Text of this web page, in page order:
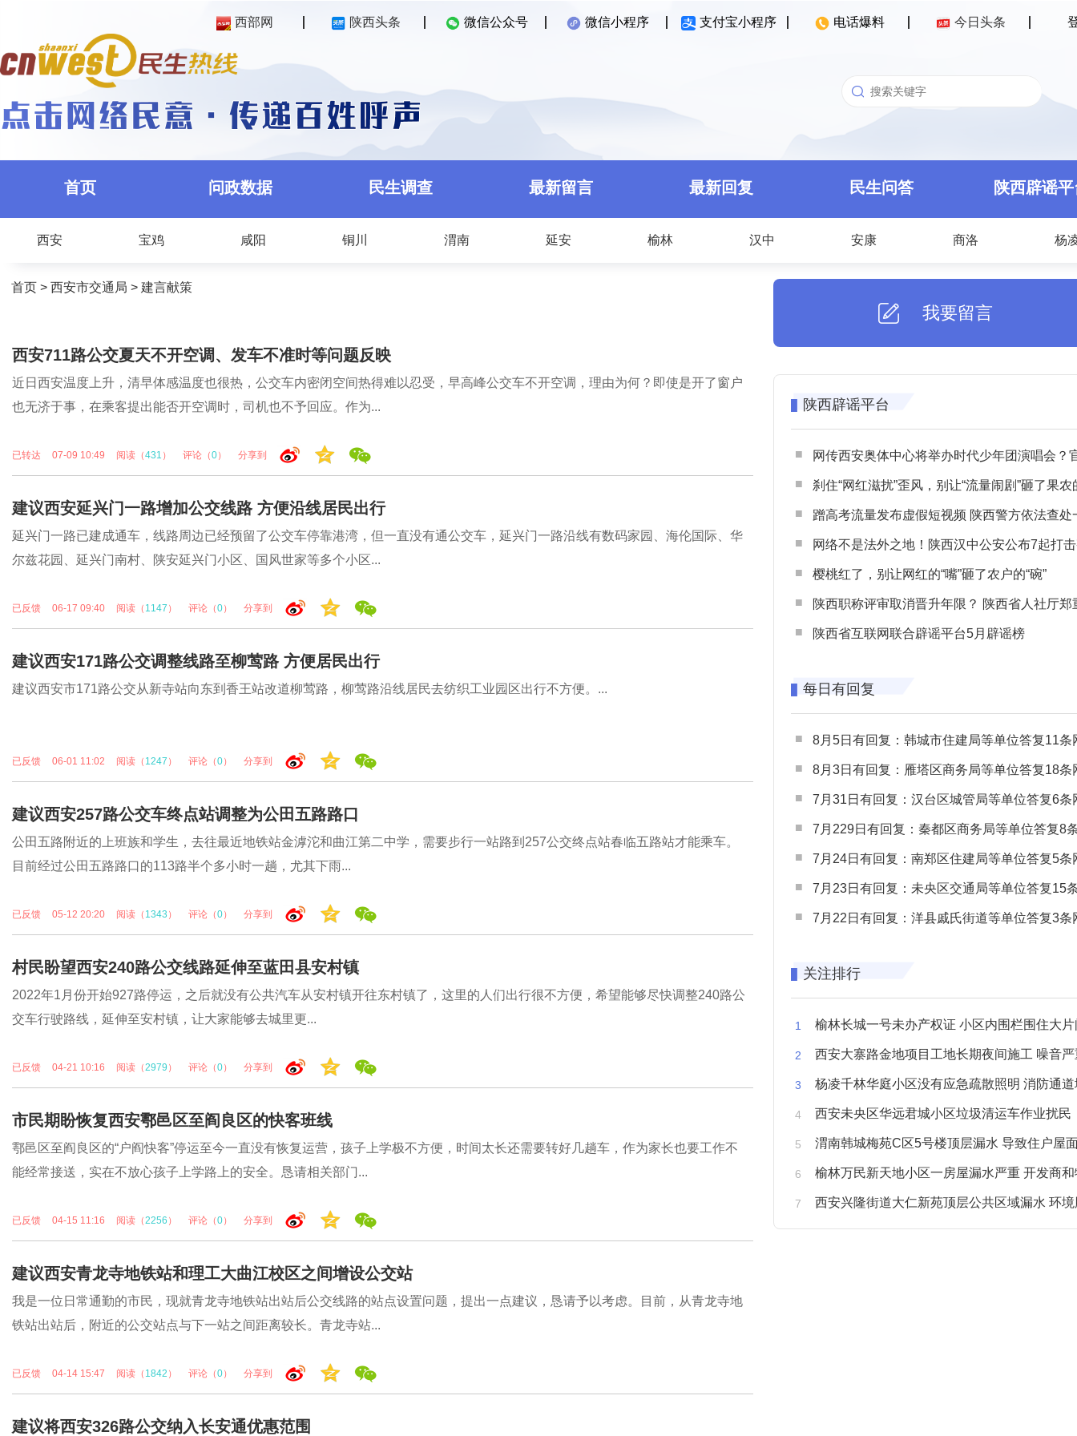
西部网 陕西头条 微信公众号 微信小程序 支付宝小程序 电话爆料 今日头条
首页 问政数据 民生调查 最新留言 最新回复 民生问答 陕西辟谣
西安 宝鸡 咸阳 铜川 渭南 延安 榆林 汉中 安康 商洛 杨
首页 > 西安市交通局 > 建言献策
西安711路公交夏天不开空调、发车不准时等问题反映
近日西安温度上升，清早体感温度也很热，公交车内密闭空间热得难以忍受，早高峰公交车不开空调，理由为何？即使是开了窗户
也无济于事，在乘客提出能否开空调时，司机也不予回应。作为...
已转达 07-09 10:49 阅读（431 ） 评论（0） 分享到
建议西安延兴门一路增加公交线路 方便沿线居民出行
延兴门一路已建成通车，线路周边已经预留了公交车停靠港湾，但一直没有通公交车，延兴门一路沿线有数码家园、海伦国际、华
尔兹花园、延兴门南村、陕安延兴门小区、国风世家等多个小区...
已反馈 06-17 09:40 阅读（ 1147 ） 评论（0） 分享到
建议西安171路公交调整线路至柳莺路 方便居民出行
建议西安市171路公交从新寺站向东到香王站改道柳莺路，柳莺路沿线居民去纺织工业园区出行不方便。...
已反馈 06-01 11:02 阅读（ 1247 ） 评论（0） 分享到
建议西安257路公交车终点站调整为公田五路路口
公田五路附近的上班族和学生，去往最近地铁站金滹沱和曲江第二中学，需要步行一站路到257公交终点站春临五路站才能乘车。
目前经过公田五路路口的113路半个多小时一趟，尤其下雨...
已反馈 05-12 20:20 阅读（ 1343 ） 评论（0） 分享到
村民盼望西安240路公交线路延伸至蓝田县安村镇
2022年1月份开始927路停运，之后就没有公共汽车从安村镇开往东村镇了，这里的人们出行很不方便，希望能够尽快调整240路公
交车行驶路线，延伸至安村镇，让大家能够去城里更...
已反馈 04-21 10:16 阅读（2979 ） 评论（0） 分享到
市民期盼恢复西安鄠邑区至阎良区的快客班线
鄠邑区至阎良区的“户阎快客”停运至今一直没有恢复运营，孩子上学极不方便，时间太长还需要转好几趟车，作为家长也要工作不
能经常接送，实在不放心孩子上学路上的安全。恳请相关部门...
已反馈 04-15 11:16 阅读（2256 ） 评论（0） 分享到
建议西安青龙寺地铁站和理工大曲江校区之间增设公交站
我是一位日常通勤的市民，现就青龙寺地铁站出站后公交线路的站点设置问题，提出一点建议，恳请予以考虑。目前，从青龙寺地
铁站出站后，附近的公交站点与下一站之间距离较长。青龙寺站...
已反馈 04-14 15:47 阅读（ 1842 ） 评论（0） 分享到
建议将西安326路公交纳入长安通优惠范围
我要留言
陕西辟谣平台
网传西安奥体中心将举办时代少年团演唱会？官方回应：纯
刹住“网红滋扰”歪风，别让“流量闹剧”砸了果农
蹭高考流量发布虚假短视频 陕西警方依法查处一起涉高考网络
网络不是法外之地！陕西汉中公安公布7起打击整治网谣网暴典型
樱桃红了，别让网红的“嘴”砸了农户的“碗”
陕西职称评审取消晋升年限？ 陕西省人社厅郑重声明 谨防职称评审不实言
陕西省互联网联合辟谣平台5月辟谣榜
每日有回复
8月5日有回复：韩城市住建局等单位答复11条网民
8月3日有回复：雁塔区商务局等单位答复18条网民
7月31日有回复：汉台区城管局等单位答复6条网民
7月229日有回复：秦都区商务局等单位答复8条网民
7月24日有回复：南郑区住建局等单位答复5条网民
7月23日有回复：未央区交通局等单位答复15条网民
7月22日有回复：洋县戚氏街道等单位答复3条网民
关注排行
榆林长城一号未办产权证 小区内围栏围住大片闲置
西安大寨路金地项目工地长期夜间施工 噪音严重
杨凌千林华庭小区没有应急疏散照明 消防通
西安未央区华远君城小区垃圾清运车作业扰民
渭南韩城梅苑C区5号楼顶层漏水 导致住户屋面被
榆林万民新天地小区一房屋漏水严重 开发商和物业不予
西安兴隆街道大仁新苑顶层公共区域漏水 环